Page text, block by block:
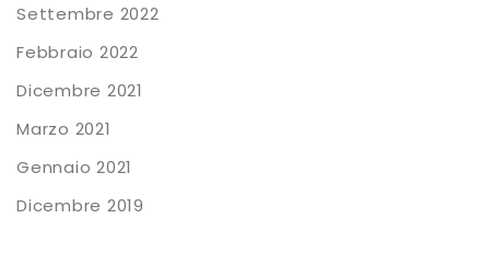
Settembre 2022
Febbraio 2022
Dicembre 2021
Marzo 2021
Gennaio 2021
Dicembre 2019